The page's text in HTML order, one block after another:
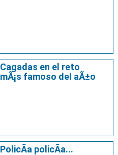
Cagadas en el reto
mÃ¡s famoso del aÃ±o
PolicÃ­a policÃ­a...